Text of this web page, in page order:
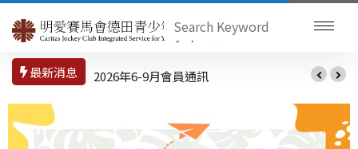
最新消息 2026年6-9月會員通訊